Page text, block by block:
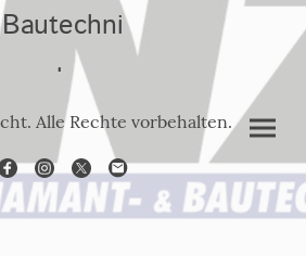
Bautechni
k
Alle Rechte vorbehalten.